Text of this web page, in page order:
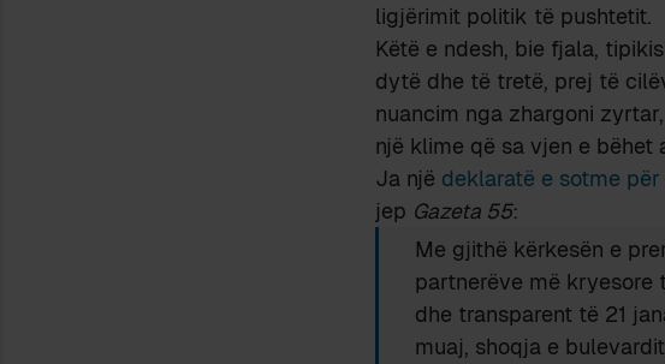
ligjërimit politik të pushtetit.
Këtë e ndesh, bie fjala,
dytë dhe të tretë, prej të
nuancim nga zhargoni
një klime që sa vjen e bëhet
Ja një deklaratë e sotme
jep Gazeta 55:
Me gjithë kërkesën e
partnerëve më kryesore
dhe transparent të 21
muaj, shoqja e